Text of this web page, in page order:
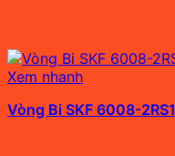
Xem nhanh
Vòng Bi SKF 6008-2RS1